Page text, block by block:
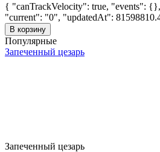
{ "canTrackVelocity": true, "events":
"current": "0", "updatedAt":
В корзину
Популярные
Запеченный цезарь
Запеченный цезарь